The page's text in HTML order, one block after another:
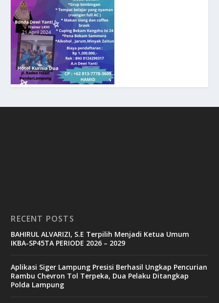
RECENT POSTS
BAHIRUL ALVARIZI, S.E Terpilih Menjadi Ketua Umum
IKBA-SP45TA PERIODE 2026 – 2029
Aplikasi Siger Lampung Presisi Berhasil Ungkap Pencurian
Rambu Chevron Tol Terpeka, Dua Pelaku Ditangkap
Polda Lampung